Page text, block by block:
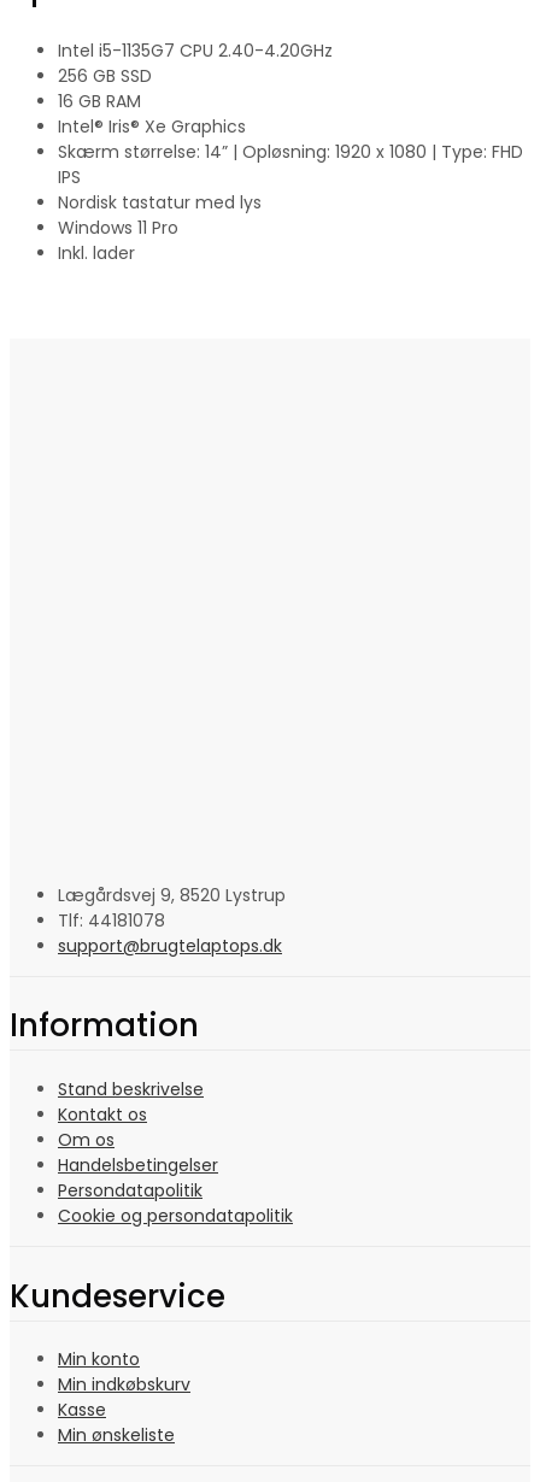
Intel i5-1135G7 CPU 2.40-4.20GHz
256 GB SSD
16 GB RAM
Intel® Iris® Xe Graphics
Skærm størrelse: 14” | Opløsning: 1920 x 1080 | Type: FHD
IPS
Nordisk tastatur med lys
Windows 11 Pro
Inkl. lader
Lægårdsvej 9, 8520 Lystrup
Tlf: 44181078
support@brugtelaptops.dk
Information
Stand beskrivelse
Kontakt os
Om os
Handelsbetingelser
Persondatapolitik
Cookie og persondatapolitik
Kundeservice
Min konto
Min indkøbskurv
Kasse
Min ønskeliste